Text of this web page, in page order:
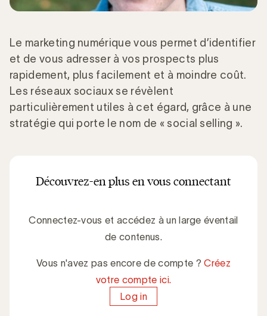
Le marketing numérique vous permet d’identifier
et de vous adresser à vos prospects plus
rapidement, plus facilement et à moindre coût.
Les réseaux sociaux se révèlent
particulièrement utiles à cet égard, grâce à une
stratégie qui porte le nom de « social selling ».
Découvrez-en plus en vous connectant
Connectez-vous et accédez à un large éventail
de contenus.
Vous n'avez pas encore de compte ?Créez
votre compte ici.
Log in